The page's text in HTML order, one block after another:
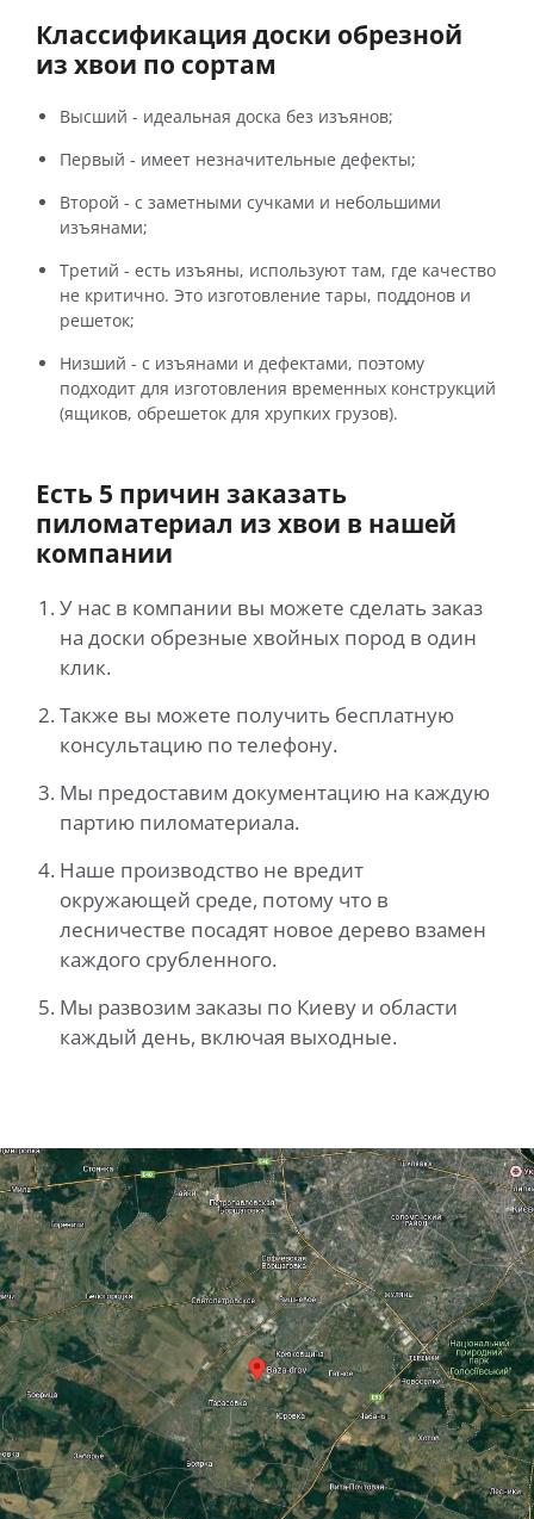
Классификация доски обрезной
из хвои по сортам
Высший - идеальная доска без изъянов;
Первый - имеет незначительные дефекты;
Второй - с заметными сучками и небольшими
изъянами;
Третий - есть изъяны, используют там, где качество
не критично. Это изготовление тары, поддонов и
решеток;
Низший - с изъянами и дефектами, поэтому
подходит для изготовления временных конструкций
(ящиков, обрешеток для хрупких грузов).
Есть 5 причин заказать
пиломатериал из хвои в нашей
компании
У нас в компании вы можете сделать заказ
на доски обрезные хвойных пород в один
клик.
Также вы можете получить бесплатную
консультацию по телефону.
Мы предоставим документацию на каждую
партию пиломатериала.
Наше производство не вредит
окружающей среде, потому что в
лесничестве посадят новое дерево взамен
каждого срубленного.
Мы развозим заказы по Киеву и области
каждый день, включая выходные.